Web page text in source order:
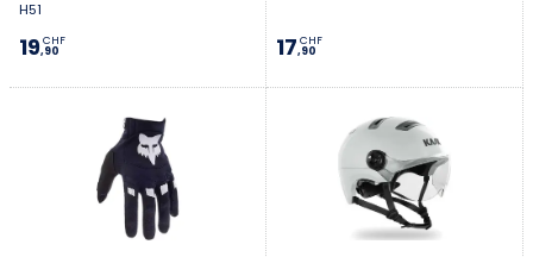
H51
19,90
CHF 17,90
CHF